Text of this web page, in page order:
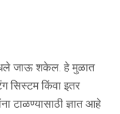
जाऊ शकेल. हे मुळात
सिस्टम किंवा इतर
टाळण्यासाठी ज्ञात आहे